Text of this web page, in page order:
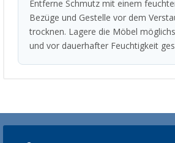
Entferne Schmutz mit einem
Bezüge und Gestelle vor dem
trocknen. Lagere die Möbel
und vor dauerhafter Feuchtigkeit